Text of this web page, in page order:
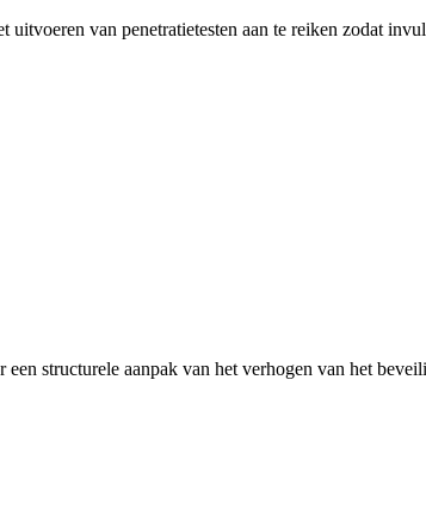
van penetratietesten aan te reiken zodat
structurele aanpak van het verhogen van het